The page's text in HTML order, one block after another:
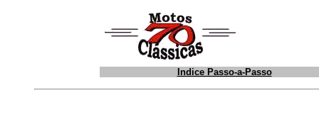
Indice Passo-a-Passo